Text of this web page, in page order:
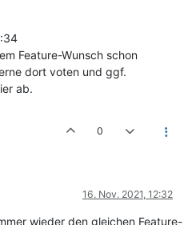
Feature-Wunsch schon
dort voten und ggf.
ab.
0
16. Nov. 2021, 12:32
wieder den gleichen Feature-